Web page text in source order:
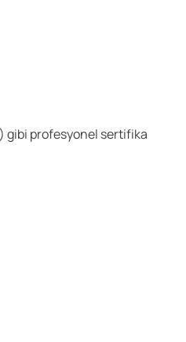
gibi profesyonel sertifika